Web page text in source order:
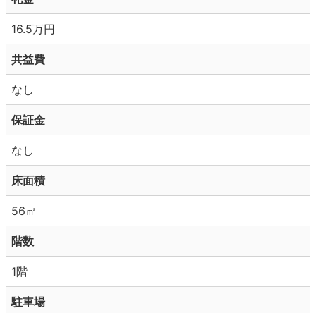
16.5万円
共益費
なし
保証金
なし
床面積
56㎡
階数
1階
駐車場